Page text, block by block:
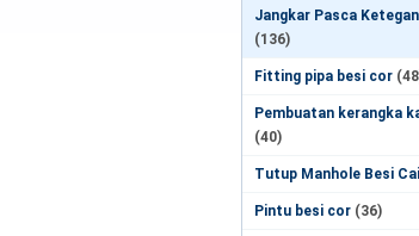
Jangkar Pasca
(136)
Fitting pipa besi cor
Pembuatan kerangka
(40)
Tutup Manhole Besi
Pintu besi cor (36)